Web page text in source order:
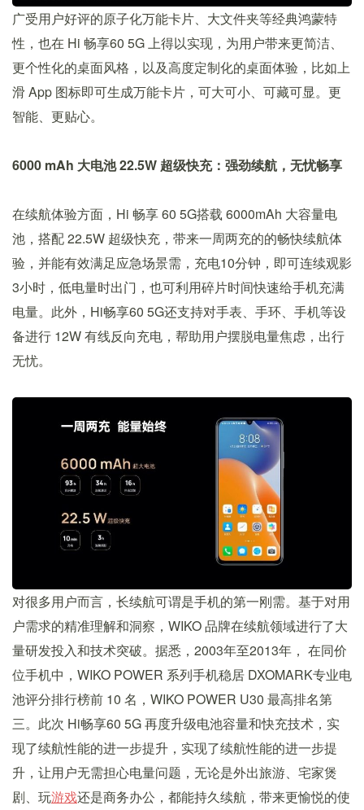
广受用户好评的原子化万能卡片、大文件夹等经典鸿蒙特
性，也在 Hi 畅享60 5G 上得以实现，为用户带来更简洁、
更个性化的桌面风格，以及高度定制化的桌面体验，比如上
滑 App 图标即可生成万能卡片，可大可小、可藏可显。更
智能、更贴心。
6000 mAh 大电池22.5W 超级快充：强劲续航，无忧畅享
在续航体验方面，Hi 畅享 60 5G搭载 6000mAh 大容量电
池，搭配 22.5W 超级快充，带来一周两充的的畅快续航体
验，并能有效满足应急场景需，充电10分钟，即可连续观影
3小时，低电量时出门，也可利用碎片时间快速给手机充满
电量。此外，Hi畅享60 5G还支持对手表、手环、手机等设
备进行 12W 有线反向充电，帮助用户摆脱电量焦虑，出行
无忧。
对很多用户而言，长续航可谓是手机的第一刚需。基于对用
户需求的精准理解和洞察，WIKO 品牌在续航领域进行了大
量研发投入和技术突破。据悉，2003年至2013年， 在同价
位手机中，WIKO POWER 系列手机稳居 DXOMARK专业电
池评分排行榜前 10 名，WIKO POWER U30 最高排名第
三。此次 Hi畅享60 5G 再度升级电池容量和快充技术，实
现了续航性能的进一步提升，实现了续航性能的进一步提
升，让用户无需担心电量问题，无论是外出旅游、宅家煲
剧、玩游戏还是商务办公，都能持久续航，带来更愉悦的使